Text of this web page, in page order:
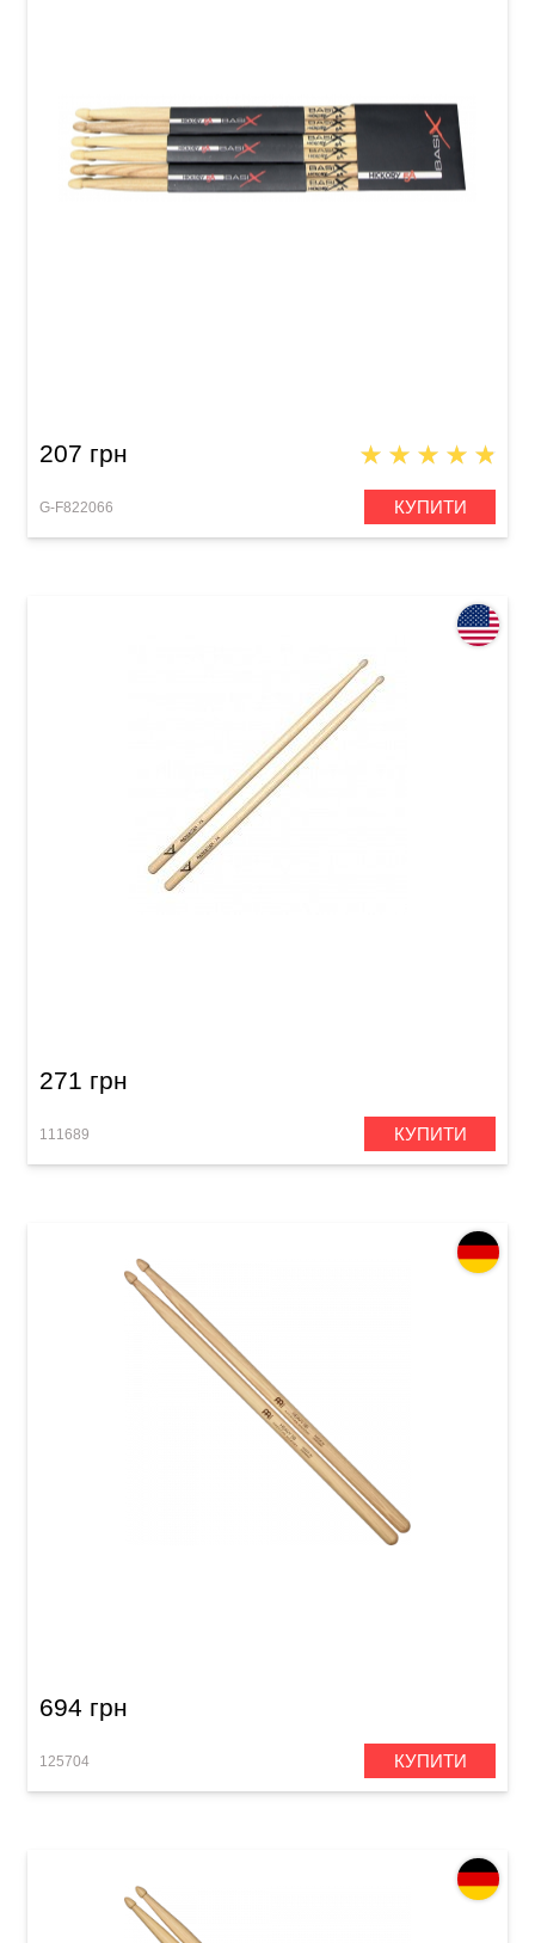
207 грн
G-F822066 КУПИТИ
271 грн
111689 КУПИТИ
694 грн
125704 КУПИТИ